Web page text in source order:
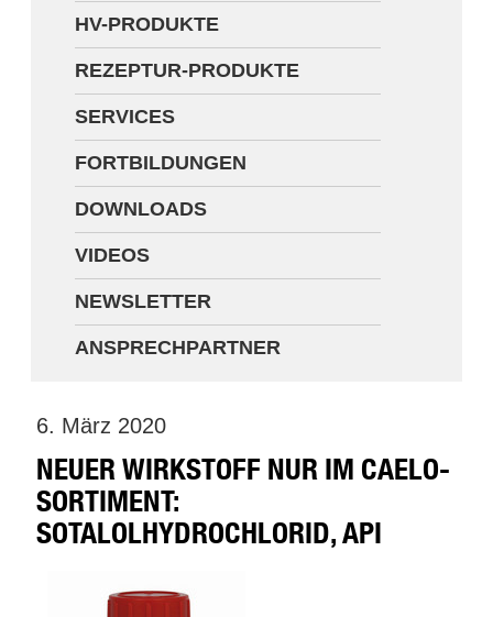
Fortbildungen
Videos
Newsletter
Ansprechpartner
HV-PRODUKTE
REZEPTUR-PRODUKTE
SERVICES
FORTBILDUNGEN
DOWNLOADS
VIDEOS
NEWSLETTER
ANSPRECHPARTNER
6. März 2020
NEUER WIRKSTOFF NUR IM CAELO-
SORTIMENT:
SOTALOLHYDROCHLORID, API